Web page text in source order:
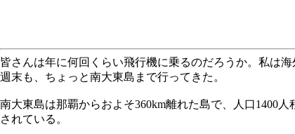
皆さんは年に何回くらい飛行機に乗るのだろうか。私は
週末も、ちょっと南大東島まで行ってきた。
南大東島は那覇からおよそ360km離れた島で、人口1400
されている。